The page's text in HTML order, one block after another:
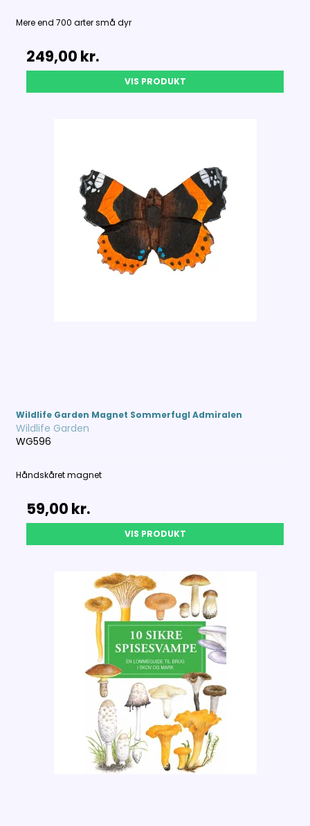
Mere end 700 arter små dyr
249,00 kr.
VIS PRODUKT
Wildlife Garden Magnet Sommerfugl Admiralen
Wildlife Garden
WG596
Håndskåret magnet
59,00 kr.
VIS PRODUKT